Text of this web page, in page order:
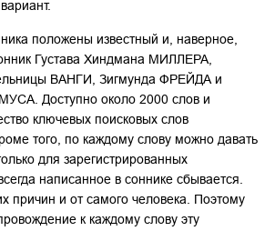
положены известный и, наверное,
Густава Хиндмана МИЛЛЕРА,
ВАНГИ, Зигмунда ФРЕЙДА и
Доступно около 2000 слов и
ключевых поисковых слов
того, по каждому слову можно давать
для зарегистрированных
написанное в соннике сбывается.
причин и от самого человека. Поэтому
к каждому слову эту